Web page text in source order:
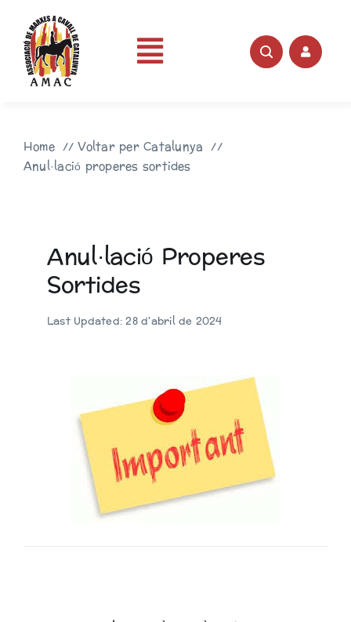
content
Toggle
Navigation
AMAC
Fotos
Home
Voltar per Catalunya
Anul·lació properes sortides
Anul·lació Properes
Sortides
Last Updated: 28 d'abril de 2024